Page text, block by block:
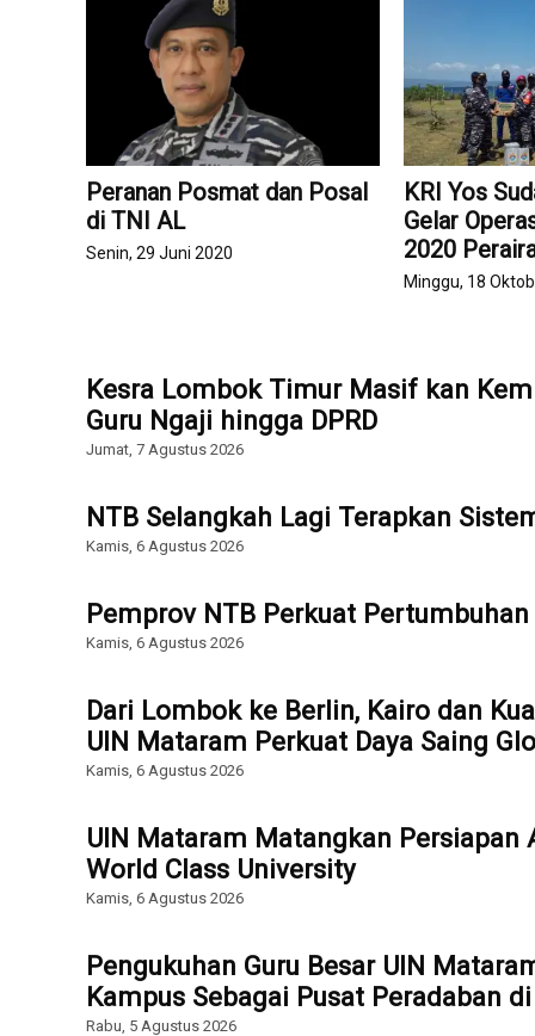
Peranan Posmat dan Posal
di TNI AL
Senin, 29 Juni 2020
KRI Yos
Gelar
2020
Minggu, 18
Kesra Lombok Timur Masif kan
Guru Ngaji hingga DPRD
Jumat, 7 Agustus 2026
NTB Selangkah Lagi Terapkan
Kamis, 6 Agustus 2026
Pemprov NTB Perkuat
Kamis, 6 Agustus 2026
Dari Lombok ke Berlin, Kairo dan
UIN Mataram Perkuat Daya Saing
Kamis, 6 Agustus 2026
UIN Mataram Matangkan
World Class University
Kamis, 6 Agustus 2026
Pengukuhan Guru Besar UIN
Kampus Sebagai Pusat Peradaban
Rabu, 5 Agustus 2026